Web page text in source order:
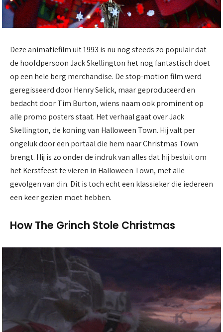
Deze animatiefilm uit 1993 is nu nog steeds zo populair dat
de hoofdpersoon Jack Skellington het nog fantastisch doet
op een hele berg merchandise. De stop-motion film werd
geregisseerd door Henry Selick, maar geproduceerd en
bedacht door Tim Burton, wiens naam ook prominent op
alle promo posters staat. Het verhaal gaat over Jack
Skellington, de koning van Halloween Town. Hij valt per
ongeluk door een portaal die hem naar Christmas Town
brengt. Hij is zo onder de indruk van alles dat hij besluit om
het Kerstfeest te vieren in Halloween Town, met alle
gevolgen van din. Dit is toch echt een klassieker die iedereen
een keer gezien moet hebben.
How The Grinch Stole Christmas